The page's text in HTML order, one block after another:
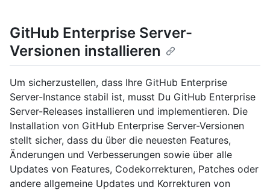
GitHub Enterprise Server-
Versionen installieren
Um sicherzustellen, dass Ihre GitHub Enterprise
Server-Instance stabil ist, musst Du GitHub Enterprise
Server-Releases installieren und implementieren. Die
Installation von GitHub Enterprise Server-Versionen
stellt sicher, dass du über die neuesten Features,
Änderungen und Verbesserungen sowie über alle
Updates von Features, Codekorrekturen, Patches oder
andere allgemeine Updates und Korrekturen von